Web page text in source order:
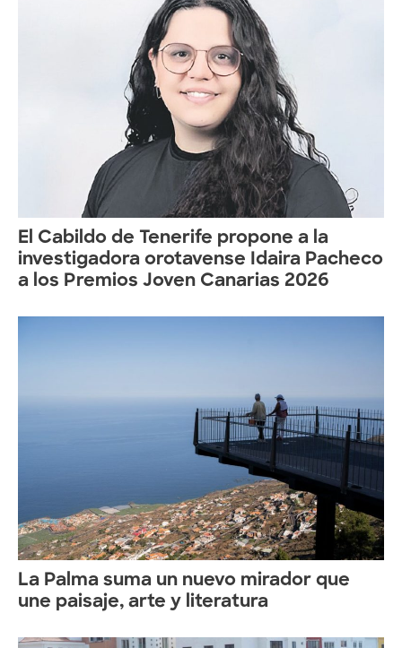
El Cabildo de Tenerife propone a la
investigadora orotavense Idaira Pacheco
a los Premios Joven Canarias 2026
La Palma suma un nuevo mirador que
une paisaje, arte y literatura